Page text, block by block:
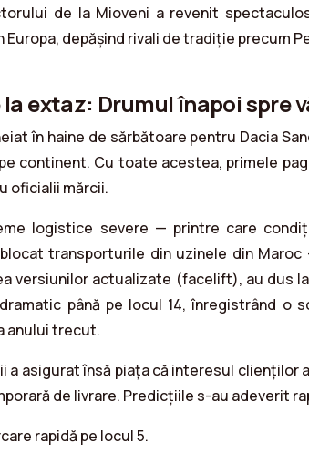
de la Mioveni a revenit
depășind rivali de tradiție precum
la extaz: Drumul înapoi spre
în haine de sărbătoare pentru Dacia
continent. Cu toate acestea, primele
oficialii mărcii.
logistice severe — printre care
transporturile din uzinele din
versiunilor actualizate (facelift), au dus
până pe locul 14, înregistrând o
anului trecut.
a asigurat însă piața că interesul clienților
de livrare. Predicțiile s-au adeverit
rapidă pe locul 5.